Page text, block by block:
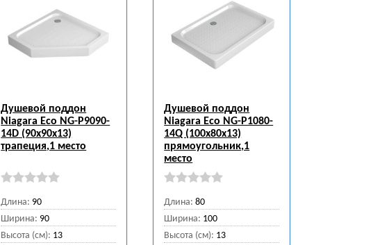
Душевой поддон
Niagara Eco NG-P9090-
14D (90х90х13)
трапеция,1 место
Длина: 90
Ширина: 90
Высота (см): 13
Душевой поддон
Niagara Eco NG-P1080-
14Q (100х80х13)
прямоугольник,1
место
Длина: 80
Ширина: 100
Высота (см): 13